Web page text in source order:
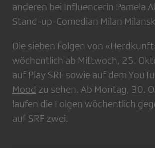
anderen bei Influencerin Pamela
Stand-up-Comedian Milan
Die sieben Folgen von
wöchentlich ab Mittwoch, 25.
auf Play SRF sowie auf dem
Mood zu sehen. Ab Montag, 30.
laufen die Folgen wöchentlich
auf SRF zwei.